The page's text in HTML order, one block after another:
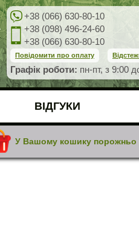
+38 (066) 630-80-10
+38 (098) 496-24-60
+38 (066) 630-80-10
Повідомити про оплату
Графік роботи: пн-пт, з 9:00
ВІДГУКИ
У Вашому кошику порожньо